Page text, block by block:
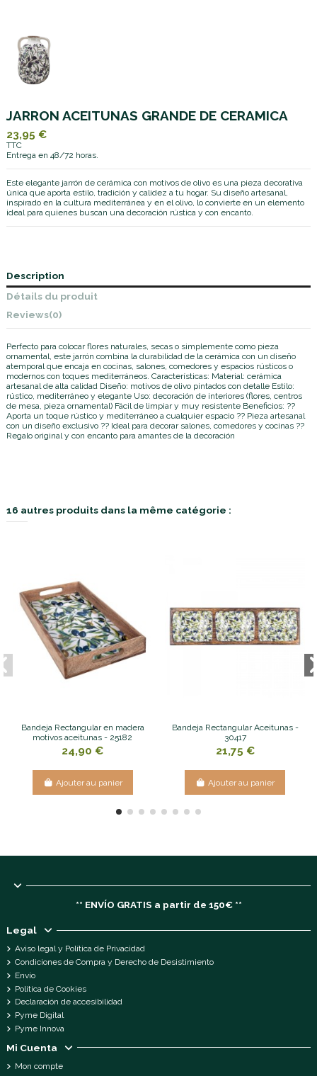
JARRON ACEITUNAS GRANDE DE CERAMICA
23,95 €
TTC
Entrega en 48/72 horas.
Este elegante jarrón de cerámica con motivos de olivo es una pieza decorativa
única que aporta estilo, tradición y calidez a tu hogar. Su diseño artesanal,
inspirado en la cultura mediterránea y en el olivo, lo convierte en un elemento
ideal para quienes buscan una decoración rústica y con encanto.
Description
Détails du produit
Reviews(0)
Perfecto para colocar flores naturales, secas o simplemente como pieza
ornamental, este jarrón combina la durabilidad de la cerámica con un diseño
atemporal que encaja en cocinas, salones, comedores y espacios rústicos o
modernos con toques mediterráneos. Características: Material: cerámica
artesanal de alta calidad Diseño: motivos de olivo pintados con detalle Estilo:
rústico, mediterráneo y elegante Uso: decoración de interiores (flores, centros
de mesa, pieza ornamental) Fácil de limpiar y muy resistente Beneficios: ??
Aporta un toque rústico y mediterráneo a cualquier espacio ?? Pieza artesanal
con un diseño exclusivo ?? Ideal para decorar salones, comedores y cocinas ??
Regalo original y con encanto para amantes de la decoración
16 autres produits dans la même catégorie :
Bandeja Rectangular en madera
motivos aceitunas - 25182
24,90 €
Ajouter au panier
Bandeja Rectangular Aceitunas -
30417
21,75 €
Ajouter au panier
** ENVÍO GRATIS a partir de 150€ **
Legal
Aviso legal y Política de Privacidad
Condiciones de Compra y Derecho de Desistimiento
Envío
Política de Cookies
Declaración de accesibilidad
Pyme Digital
Pyme Innova
Mi Cuenta
Mon compte